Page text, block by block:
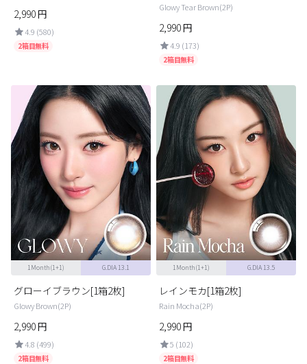
透明
乱視用
ハロウィンカラコン
レビュー
EYEしてる
総合掲示板
カスタマーサービス
ショッピングガイド
アプリダウンロード
INSTAGRAM LINE
2,990円
4.9 (580)
2箱目無料
Glowy Tear Brown(2P)
2,990円
4.9 (173)
2箱目無料
1Month(1+1) G.DIA 13.1
グローイブラウン[1箱2枚]
Glowy Brown(2P)
2,990円
4.8 (499)
2箱目無料
1Month(1+1) G.DIA 13.5
レインモカ[1箱2枚]
Rain Mocha(2P)
2,990円
5 (102)
2箱目無料